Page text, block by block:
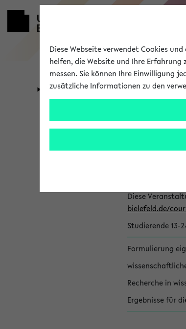
Universität Forschung
500457
Kurzkommentar
Diese
bielefeld.de/
Studierende 13-
Formulierung
Recherche in
Ergebnisse für
Diese Webseite verwendet Cookies
helfen, die Website und Ihre
messen. Sie können Ihre Einwilligung
zusätzliche Informationen zu den